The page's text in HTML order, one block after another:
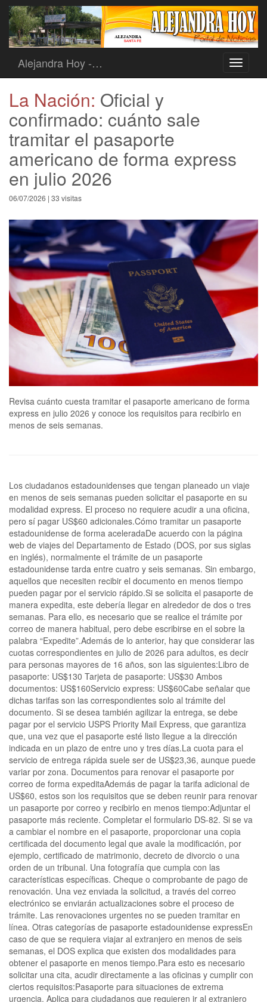
Toggle
Alejandra Hoy -…
La Nación: Oficial y
confirmado: cuánto sale
tramitar el pasaporte
americano de forma express
en julio 2026
06/07/2026 | 33 visitas
Revisa cuánto cuesta tramitar el pasaporte americano de forma
express en julio 2026 y conoce los requisitos para recibirlo en
menos de seis semanas.
Los ciudadanos estadounidenses que tengan planeado un viaje
en menos de seis semanas pueden solicitar el pasaporte en su
modalidad express. El proceso no requiere acudir a una oficina,
pero sí pagar US$60 adicionales.Cómo tramitar un pasaporte
estadounidense de forma aceleradaDe acuerdo con la página
web de viajes del Departamento de Estado (DOS, por sus siglas
en inglés), normalmente el trámite de un pasaporte
estadounidense tarda entre cuatro y seis semanas. Sin embargo,
aquellos que necesiten recibir el documento en menos tiempo
pueden pagar por el servicio rápido.Si se solicita el pasaporte de
manera expedita, este debería llegar en alrededor de dos o tres
semanas. Para ello, es necesario que se realice el trámite por
correo de manera habitual, pero debe escribirse en el sobre la
palabra “Expedite”.Además de lo anterior, hay que considerar las
cuotas correspondientes en julio de 2026 para adultos, es decir
para personas mayores de 16 años, son las siguientes:Libro de
pasaporte: US$130 Tarjeta de pasaporte: US$30 Ambos
documentos: US$160Servicio express: US$60Cabe señalar que
dichas tarifas son las correspondientes solo al trámite del
documento. Si se desea también agilizar la entrega, se debe
pagar por el servicio USPS Priority Mail Express, que garantiza
que, una vez que el pasaporte esté listo llegue a la dirección
indicada en un plazo de entre uno y tres días.La cuota para el
servicio de entrega rápida suele ser de US$23,36, aunque puede
variar por zona. Documentos para renovar el pasaporte por
correo de forma expeditaAdemás de pagar la tarifa adicional de
US$60, estos son los requisitos que se deben reunir para renovar
un pasaporte por correo y recibirlo en menos tiempo:Adjuntar el
pasaporte más reciente. Completar el formulario DS-82. Si se va
a cambiar el nombre en el pasaporte, proporcionar una copia
certificada del documento legal que avale la modificación, por
ejemplo, certificado de matrimonio, decreto de divorcio o una
orden de un tribunal. Una fotografía que cumpla con las
características específicas. Cheque o comprobante de pago de
renovación. Una vez enviada la solicitud, a través del correo
electrónico se enviarán actualizaciones sobre el proceso de
trámite. Las renovaciones urgentes no se pueden tramitar en
línea. Otras categorías de pasaporte estadounidense expressEn
caso de que se requiera viajar al extranjero en menos de seis
semanas, el DOS explica que existen dos modalidades para
obtener el pasaporte en menos tiempo.Para esto es necesario
solicitar una cita, acudir directamente a las oficinas y cumplir con
ciertos requisitos:Pasaporte para situaciones de extrema
urgencia. Aplica para ciudadanos que requieren ir al extranjero